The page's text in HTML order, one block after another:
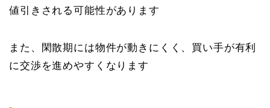
値引きされる可能性があります
また、閑散期には物件が動きにくく、買い手が有利
に交渉を進めやすくなります